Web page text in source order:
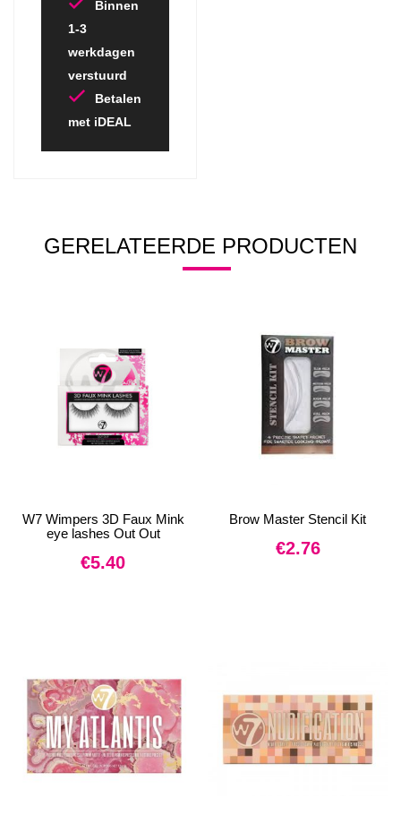
Binnen
1-3
werkdagen
verstuurd
Betalen
met iDEAL
GERELATEERDE PRODUCTEN
W7 Wimpers 3D Faux Mink
eye lashes Out Out
€5.40
Brow Master Stencil Kit
€2.76